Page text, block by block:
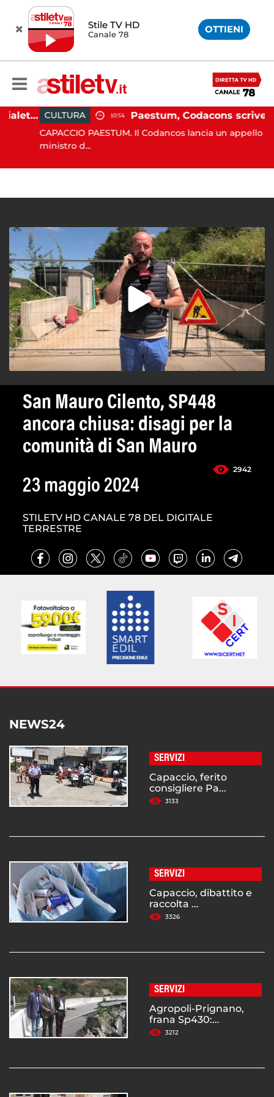
Stile TV HD
Canale 78 OTTIENI
Martina Carbonaro, braccialetto elettronico per i genitori della 14enne uccisa dall'ex CULTURA 10:54 Paestum, Codacons scrive al ministro Giuli: "Rilanciare scavi dell'Anfiteatro nell'area archeologica"
CAPACCIO PAESTUM. Il Codancos lancia un appello al
ministro d...
San Mauro Cilento, SP448
ancora chiusa: disagi per la
comunità di San Mauro
2942
23 maggio 2024
STILETV HD CANALE 78 DEL DIGITALE
TERRESTRE
NEWS24
SERVIZI
Capaccio, ferito
consigliere Pa...
3133
SERVIZI
Capaccio, dibattito e
raccolta ...
3326
SERVIZI
Agropoli-Prignano,
frana Sp430:...
3212